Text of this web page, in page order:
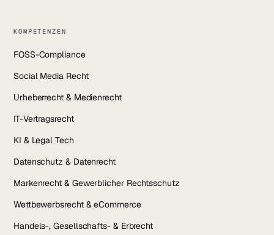
KOMPETENZEN
FOSS-Compliance
Social Media Recht
Urheberrecht & Medienrecht
IT-Vertragsrecht
KI & Legal Tech
Datenschutz & Datenrecht
Markenrecht & Gewerblicher Rechtsschutz
Wettbewerbsrecht & eCommerce
Handels-, Gesellschafts- & Erbrecht